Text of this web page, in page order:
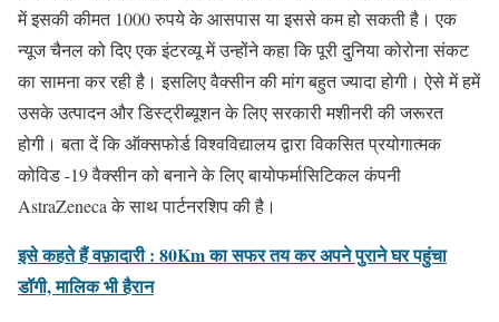
में इसकी कीमत 1000 रुपये के आसपास या इससे कम हो सकती है। एक
न्यूज चैनल को दिए एक इंटरव्यू में उन्होंने कहा कि पूरी दुनिया कोरोना संकट
का सामना कर रही है। इसलिए वैक्सीन की मांग बहुत ज्यादा होगी। ऐसे में हमें
उसके उत्पादन और डिस्ट्रीब्यूशन के लिए सरकारी मशीनरी की जरूरत
होगी। बता दें कि ऑक्सफोर्ड विश्वविद्यालय द्वारा विकसित प्रयोगात्मक
कोविड -19 वैक्सीन को बनाने के लिए बायोफर्मासिटिकल कंपनी
AstraZeneca के साथ पार्टनरशिप की है।
इसे कहते हैं वफ़ादारी : 80Km का सफर तय कर अपने पुराने घर पहुंचा
डॉगी, मालिक भी हैरान